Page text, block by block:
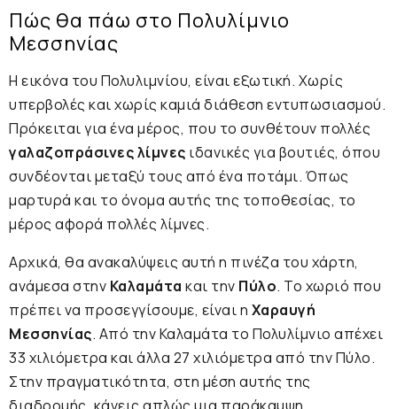
Πώς θα πάω στο Πολυλίμνιο
Μεσσηνίας
Η εικόνα του Πολυλιμνίου, είναι εξωτική. Χωρίς
υπερβολές και χωρίς καμιά διάθεση εντυπωσιασμού.
Πρόκειται για ένα μέρος, που το συνθέτουν πολλές
γαλαζοπράσινες λίμνες ιδανικές για βουτιές, όπου
συνδέονται μεταξύ τους από ένα ποτάμι. Όπως
μαρτυρά και το όνομα αυτής της τοποθεσίας, το
μέρος αφορά πολλές λίμνες.
Αρχικά, θα ανακαλύψεις αυτή η πινέζα του χάρτη,
ανάμεσα στην Καλαμάτα και την Πύλο. Το χωριό που
πρέπει να προσεγγίσουμε, είναι η Χαραυγή
Μεσσηνίας. Από την Καλαμάτα το Πολυλίμνιο απέχει
33 χιλιόμετρα και άλλα 27 χιλιόμετρα από την Πύλο.
Στην πραγματικότητα, στη μέση αυτής της